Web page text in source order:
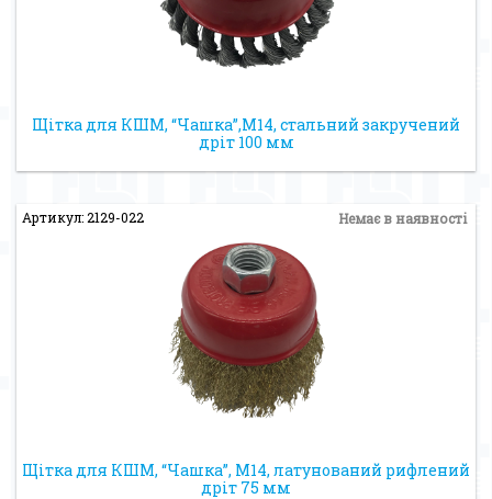
Щітка для КШМ, “Чашка”,М14, стальний закручений
дріт 100 мм
Артикул: 2129-022 Немає в наявності
Щітка для КШМ, “Чашка”, М14, латунований рифлений
дріт 75 мм